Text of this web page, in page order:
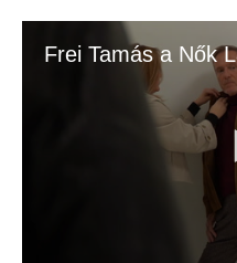
Frei Tamás a Nők